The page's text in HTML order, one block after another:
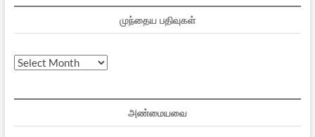
முந்தைய பதிவுகள்
முந்தைய
அண்மையவை